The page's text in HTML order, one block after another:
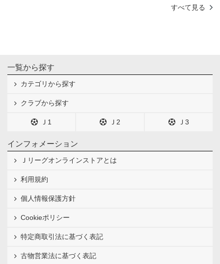
すべて見る
一覧から探す
カテゴリから探す
クラブから探す
Ｊ1 Ｊ2 Ｊ3
インフォメーション
Ｊリーグオンラインストアとは
利用規約
個人情報保護方針
Cookieポリシー
特定商取引法に基づく表記
古物営業法に基づく表記